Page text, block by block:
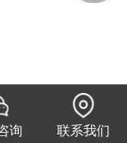
询 联系我们